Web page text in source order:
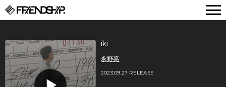
iki
永野亮
2023.09.27 RELEASE